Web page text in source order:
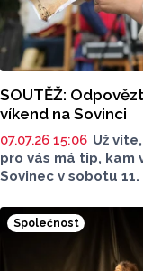
SOUTĚŽ:
víkend na Sovinci
07.07.26 15:06 Už
pro vás má tip, kam
Sovinec v sobotu
Reportem teď
Společnost